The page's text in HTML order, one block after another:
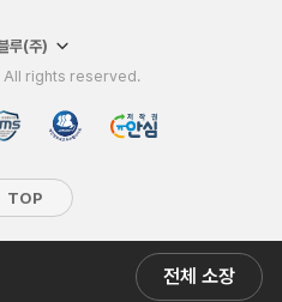
전체 소장
루(주)
rights reserved.
TOP